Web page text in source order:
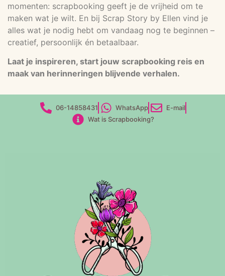
momenten: scrapbooking geeft je de vrijheid om te
maken wat je wilt. En bij Scrap Story by Ellen vind je
alles wat je nodig hebt om vandaag nog te beginnen –
creatief, persoonlijk én betaalbaar.
Laat je inspireren, start jouw scrapbooking reis en
maak van herinneringen blijvende verhalen.
06-14858431 WhatsApp
E-mail
Wat is Scrapbooking?